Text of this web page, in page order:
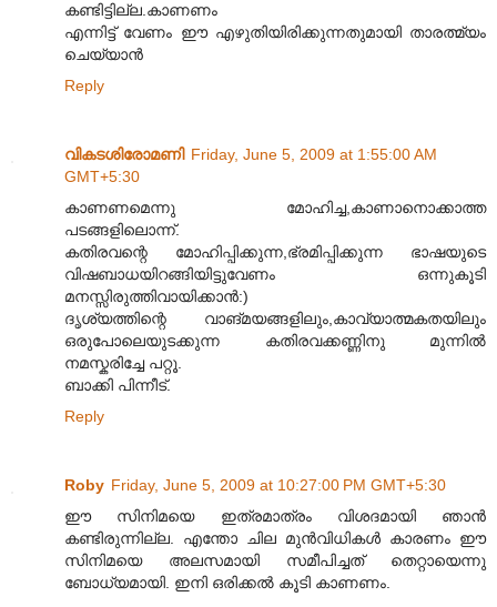
കണ്ടിട്ടില്ല.കാണണം
എന്നിട്ട് വേണം ഈ എഴുതിയിരിക്കുന്നതുമായി താരത്മ്യം
ചെയ്യാന്‍
Reply
വികടശിരോമണി Friday, June 5, 2009 at 1:55:00 AM
GMT+5:30
കാണണമെന്നു മോഹിച്ച,കാണാനൊക്കാത്ത
പടങ്ങളിലൊന്ന്.
കതിരവന്റെ മോഹിപ്പിക്കുന്ന,ഭ്രമിപ്പിക്കുന്ന ഭാഷയുടെ
വിഷബാധയിറങ്ങിയിട്ടുവേണം ഒന്നുകൂടി
മനസ്സിരുത്തിവായിക്കാൻ:)
ദൃശ്യത്തിന്റെ വാങ്മയങ്ങളിലും,കാവ്യാത്മകതയിലും
ഒരുപോലെയുടക്കുന്ന കതിരവക്കണ്ണിനു മുന്നിൽ
നമസ്കരിച്ചേ പറ്റൂ.
ബാക്കി പിന്നീട്.
Reply
Roby Friday, June 5, 2009 at 10:27:00 PM GMT+5:30
ഈ സിനിമയെ ഇത്രമാത്രം വിശദമായി ഞാൻ
കണ്ടിരുന്നില്ല. എന്തോ ചില മുൻ‌വിധികൾ കാരണം ഈ
സിനിമയെ അലസമായി സമീപിച്ചത് തെറ്റായെന്നു
ബോധ്യമായി. ഇനി ഒരിക്കൽ കൂടി കാണണം.